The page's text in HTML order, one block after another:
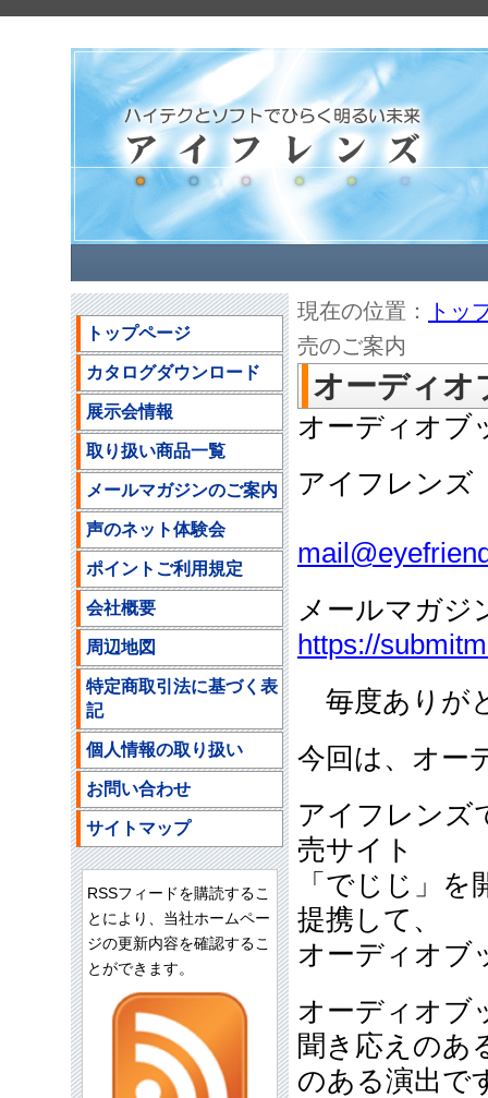
現在の位置：
トッ
売のご案内
オーディオ
オーディオブ
アイフレン
メールマガジ
https://
毎度ありが
今回は、オー
アイフレンズ
売サイト
「でじじ」
提携して、
オーディオブ
オーディオブ
聞き応えのあ
のある演出で
トップページ
カタログダウンロード
展示会情報
取り扱い商品一覧
メールマガジンのご案内
声のネット体験会
ポイントご利用規定
会社概要
周辺地図
特定商取引法に基づく表
記
個人情報の取り扱い
お問い合わせ
サイトマップ
RSSフィードを購読するこ
とにより、当社ホームペー
ジの更新内容を確認するこ
とができます。